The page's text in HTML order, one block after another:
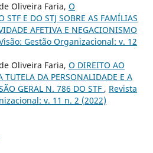
Oliveira Faria, O
STF E DO STJ SOBRE AS FAMÍLIAS
AFETIVA E NEGACIONISMO
Gestão Organizacional: v. 12
Oliveira Faria, O DIREITO AO
TUTELA DA PERSONALIDADE E A
GERAL N. 786 DO STF , Revista
v. 11 n. 2 (2022)